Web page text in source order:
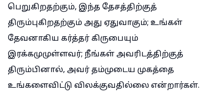
பெறுகிறதற்கும், இந்த தேசத்திற்குத்
திரும்புகிறதற்கும் அது ஏதுவாகும்; உங்கள்
தேவனாகிய கர்த்தர் கிருபையும்
இரக்கமுமுள்ளவர்; நீங்கள் அவரிடத்திற்குத்
திரும்பினால், அவர் தம்முடைய முகத்தை
உங்களைவிட்டு விலக்குவதில்லை என்றார்கள்.